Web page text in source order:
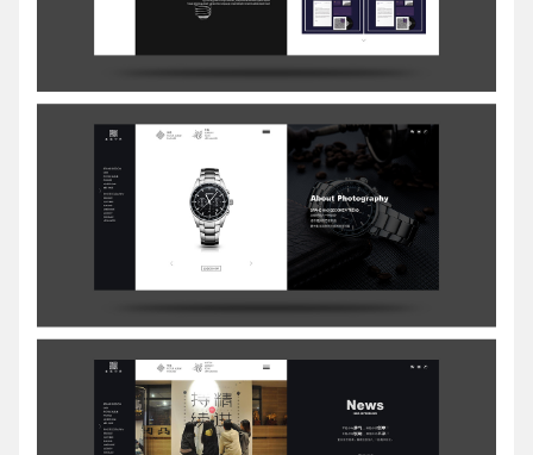
创意品牌型网站 标准企业官网建设
电商及系统平台开发 微信小程序开发